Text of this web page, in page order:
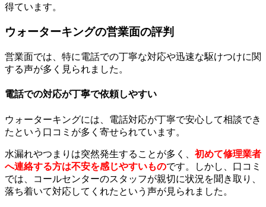
得ています。
ウォーターキングの営業面の評判
営業面では、特に電話での丁寧な対応や迅速な駆けつけに関
する声が多く見られました。
電話での対応が丁寧で依頼しやすい
ウォーターキングには、電話対応が丁寧で安心して相談でき
たという口コミが多く寄せられています。
水漏れやつまりは突然発生することが多く、 初めて修理業者
へ連絡する方は不安を感じやすいものです。しかし、口コミ
では、コールセンターのスタッフが親切に状況を聞き取り、
落ち着いて対応してくれたという声が見られました。